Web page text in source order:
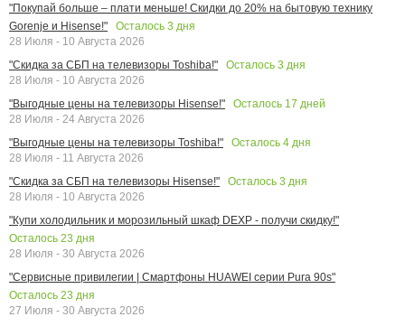
"Покупай больше – плати меньше! Скидки до 20% на бытовую технику
Gorenje и Hisense!"
Осталось 3 дня
28 Июля - 10 Августа 2026
"Скидка за СБП на телевизоры Toshiba!"
Осталось 3 дня
28 Июля - 10 Августа 2026
"Выгодные цены на телевизоры Hisense!"
Осталось 17 дней
28 Июля - 24 Августа 2026
"Выгодные цены на телевизоры Toshiba!"
Осталось 4 дня
28 Июля - 11 Августа 2026
"Скидка за СБП на телевизоры Hisense!"
Осталось 3 дня
28 Июля - 10 Августа 2026
"Купи холодильник и морозильный шкаф DEXP - получи скидку!"
Осталось 23 дня
28 Июля - 30 Августа 2026
"Сервисные привилегии | Смартфоны HUAWEI серии Pura 90s"
Осталось 23 дня
27 Июля - 30 Августа 2026